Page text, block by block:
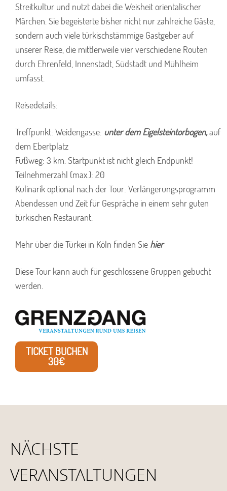
Streitkultur und nutzt dabei die Weisheit orientalischer
Märchen. Sie begeisterte bisher nicht nur zahlreiche Gäste,
sondern auch viele türkischstämmige Gastgeber auf
unserer Reise, die mittlerweile vier verschiedene Routen
durch Ehrenfeld, Innenstadt, Südstadt und Mühlheim
umfasst.
Reisedetails:
Treffpunkt: Weidengasse: unter dem Eigelsteintorbogen,auf
dem Ebertplatz
Fußweg: 3 km. Startpunkt ist nicht gleich Endpunkt!
Teilnehmerzahl (max.): 20
Kulinarik optional nach der Tour: Verlängerungsprogramm
Abendessen und Zeit für Gespräche in einem sehr guten
türkischen Restaurant.
Mehr über die Türkei in Köln finden Sie hier
Diese Tour kann auch für geschlossene Gruppen gebucht
werden.
TICKET BUCHEN
30€
NÄCHSTE
VERANSTALTUNGEN